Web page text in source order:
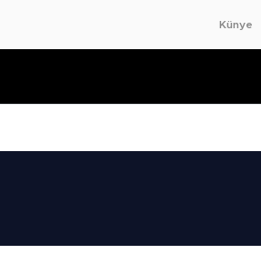
Künye